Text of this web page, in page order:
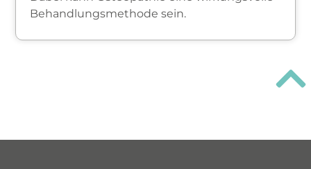
Behandlungsmethode sein.